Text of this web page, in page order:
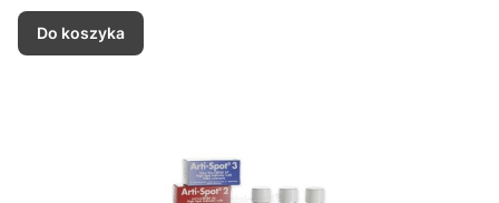
Do koszyka